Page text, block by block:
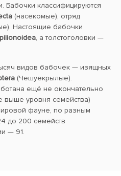
Бабочки классифицируются
(насекомые), отряд
Настоящие бабочки
, а толстоголовки —
видов бабочек — изящных
(Чешуекрылые).
ещё не окончательно
выше уровня семейства)
фауне, по разным
до 200 семейств
— 91.